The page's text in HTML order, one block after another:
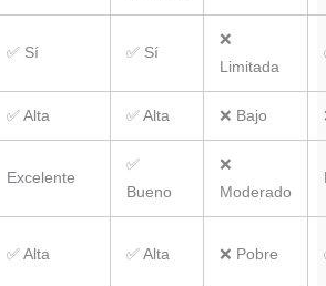
✅ Sí ✅ Sí
❌
Limitada
✅ Alta ✅ Alta ❌ Bajo
Excelente
✅
Bueno
❌
Moderado
✅ Alta ✅ Alta ❌ Pobre